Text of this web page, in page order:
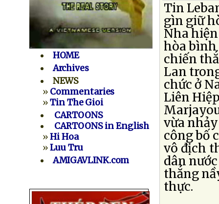
HOME
Archives
NEWS
» Commentaries
»Tin The Gioi
CARTOONS
CARTOONS in English
»Hi Hoa
»Luu Tru
AMIGAVLINK.com
Tin
gìn giữ
Nha
hòa bình
chiến
Lan
chức ở
Liên
vừa
công bố
vô địch
dân
thắng
thực.